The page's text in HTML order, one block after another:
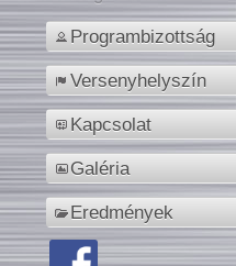
Programbizottság
Versenyhelyszín
Kapcsolat
Galéria
Eredmények